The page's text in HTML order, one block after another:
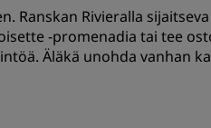
Käy
Ranskan Rivieralla
-promenadia tai tee
Äläkä unohda vanhan